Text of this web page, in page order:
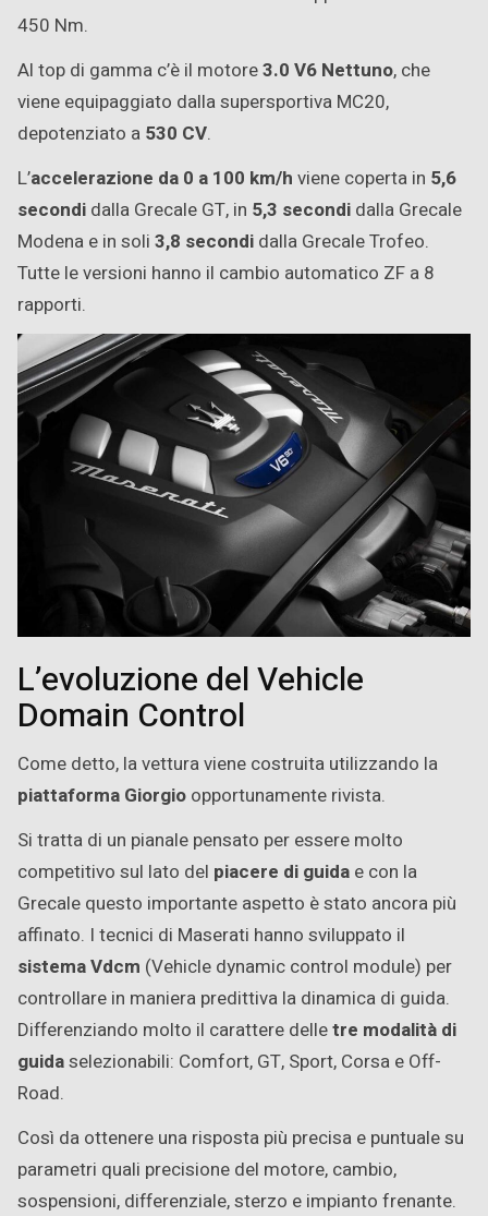
450 Nm.
Al top di gamma c’è il motore3.0 V6 Nettuno, che
viene equipaggiato dalla supersportiva MC20,
depotenziato a 530 CV.
L’accelerazione da 0 a 100 km/h viene coperta in 5,6
secondi dalla Grecale GT, in 5,3 secondi dalla Grecale
Modena e in soli 3,8 secondi dalla Grecale Trofeo.
Tutte le versioni hanno il cambio automatico ZF a 8
rapporti.
L’evoluzione del Vehicle
Domain Control
Come detto, la vettura viene costruita utilizzando la
piattaforma Giorgio opportunamente rivista.
Si tratta di un pianale pensato per essere molto
competitivo sul lato del piacere di guida e con la
Grecale questo importante aspetto è stato ancora più
affinato. I tecnici di Maserati hanno sviluppato il
sistema Vdcm (Vehicle dynamic control module) per
controllare in maniera predittiva la dinamica di guida.
Differenziando molto il carattere delletre modalità di
guidaselezionabili: Comfort, GT, Sport, Corsa e Off-
Road.
Così da ottenere una risposta più precisa e puntuale su
parametri quali precisione del motore, cambio,
sospensioni, differenziale, sterzo e impianto frenante.